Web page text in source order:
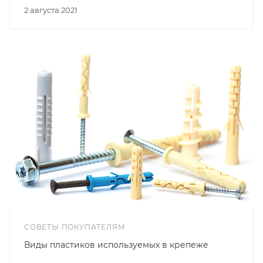
2 августа 2021
СОВЕТЫ ПОКУПАТЕЛЯМ
Виды пластиков используемых в крепеже